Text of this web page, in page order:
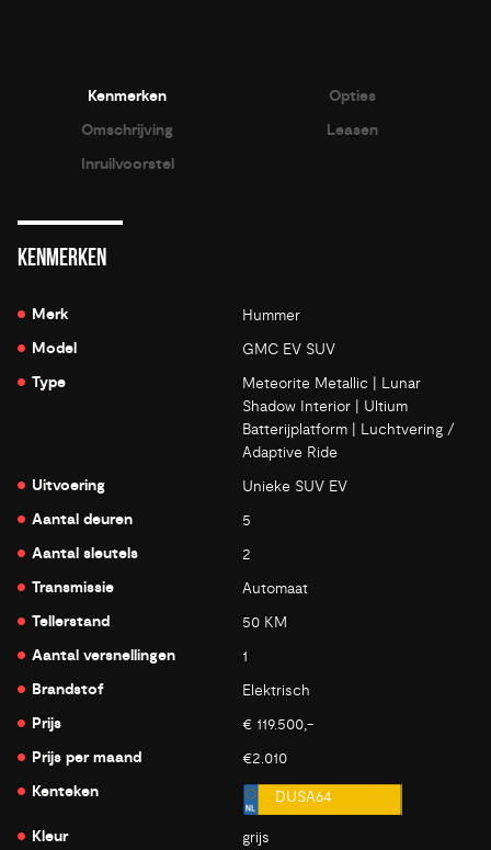
Kenmerken
Opties
Omschrijving
Leasen
Inruilvoorstel
KENMERKEN
Merk Hummer
Model GMC EV SUV
Type
Meteorite Metallic | Lunar
Shadow Interior | Ultium
Batterijplatform | Luchtvering /
Adaptive Ride
Uitvoering Unieke SUV EV
Aantal deuren 5
Aantal sleutels 2
Transmissie Automaat
Tellerstand 50 KM
Aantal versnellingen 1
Brandstof Elektrisch
Prijs € 119.500,-
Prijs per maand €2.010
Kenteken DUSA64
Kleur grijs